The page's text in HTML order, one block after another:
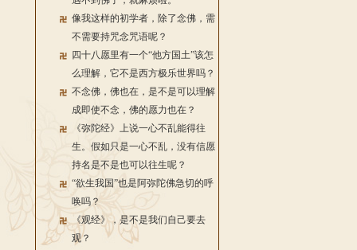
像我这样的初学者，除了念佛，需
不需要持咒念咒语呢？
四十八愿里有一个“他方国土”该怎
么理解，它不是西方极乐世界吗？
不念佛，佛也在，是不是可以理解
成即使不念，佛的愿力也在？
《弥陀经》上说一心不乱能得往
生。假如只是一心不乱，没有信愿
持名是不是也可以往生呢？
“欲生我国”也是阿弥陀佛急切的呼
唤吗？
《观经》，是不是我们自己要去
观？